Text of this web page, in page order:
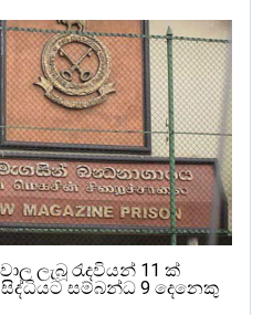
ලැබූ රැදවියන් 11 ක්
සම්බන්ධ 9 දෙනෙකු